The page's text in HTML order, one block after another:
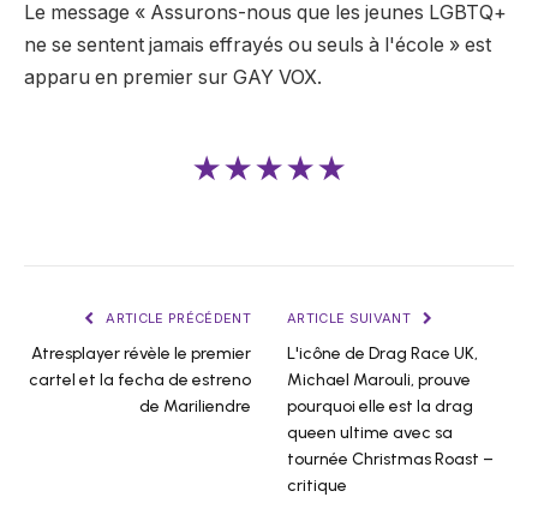
Le message « Assurons-nous que les jeunes LGBTQ+
ne se sentent jamais effrayés ou seuls à l'école » est
apparu en premier sur GAY VOX.
★★★★★
ARTICLE PRÉCÉDENT
Atresplayer révèle le premier
cartel et la fecha de estreno
de Mariliendre
ARTICLE SUIVANT
L'icône de Drag Race UK,
Michael Marouli, prouve
pourquoi elle est la drag
queen ultime avec sa
tournée Christmas Roast –
critique